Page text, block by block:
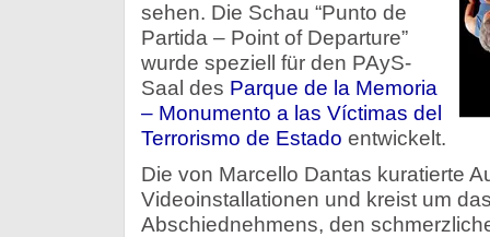
sehen. Die Schau “Punto de
Partida – Point of Departure”
wurde speziell für den PAyS-
Saal des Parque de la Memoria
– Monumento a las Víctimas del
Terrorismo de Estado entwickelt.
Die von Marcello Dantas kuratierte
Videoinstallationen und kreist um
Abschiednehmens, den